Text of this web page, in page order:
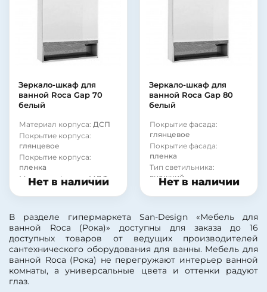
Зеркало-шкаф для
ванной Roca Gap 70
белый
Материал корпуса: ДСП
Покрытие корпуса:
глянцевое
Покрытие корпуса:
пленка
Материал фасада: МДФ
Шкаф:
есть
Цвет: белый
Подсветка: есть
Страна: Испания
Рама: нет
Тип лампы:
Нет в наличии
Зеркало-шкаф для
ванной Roca Gap 80
белый
Покрытие фасада:
глянцевое
Покрытие фасада:
пленка
Тип светильника:
внешний
Вид зеркала:
зеркало с
полкой и шкафом
выключателя
Тип лампы:
светодиодная
Рама: нет
Фурнитура: хром
Страна:
Испания
Нет в наличии
В разделе гипермаркета San-Design «Мебель для
ванной Roca (Рока)» доступны для заказа до 16
доступных товаров от ведущих производителей
сантехнического оборудования для ванны. Мебель для
ванной Roca (Рока) не перегружают интерьер ванной
комнаты, а универсальные цвета и оттенки радуют
глаз.